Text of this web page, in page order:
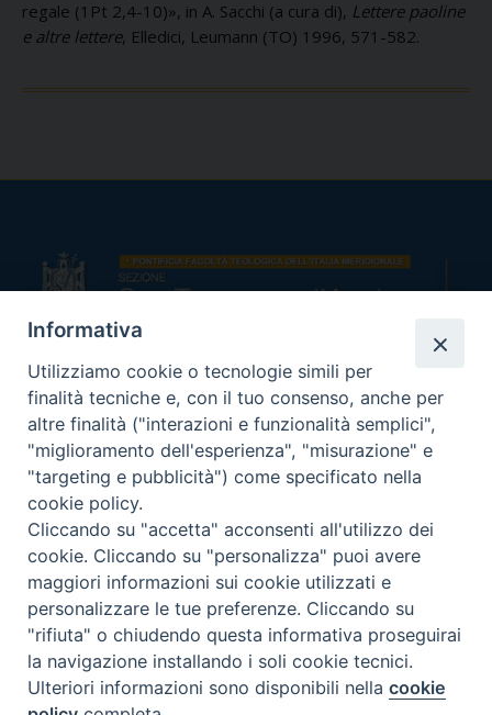
regale (1Pt 2,4-10)», in A. Sacchi (a cura di), Lettere paoline
e altre lettere, Elledici, Leumann (TO) 1996, 571-582.
Indirizzi:
Viale Colli Aminei, 2
80131 Napoli
Telefono:
tel +39.081.7410000
Email:
segreteria.st@pftim.it amministrazione.st@pftim.it
Sito web:
https://santommaso.pftim.it/
Informativa
Utilizziamo cookie o tecnologie simili per
finalità tecniche e, con il tuo consenso, anche per
altre finalità ("interazioni e funzionalità semplici",
"miglioramento dell'esperienza", "misurazione" e
"targeting e pubblicità") come specificato nella
cookie policy.
Cliccando su "accetta" acconsenti all'utilizzo dei
cookie. Cliccando su "personalizza" puoi avere
maggiori informazioni sui cookie utilizzati e
personalizzare le tue preferenze. Cliccando su
"rifiuta" o chiudendo questa informativa proseguirai
la navigazione installando i soli cookie tecnici.
Ulteriori informazioni sono disponibili nellacookie